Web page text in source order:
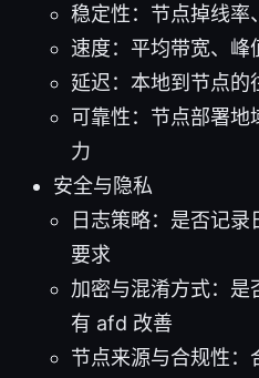
稳定性：节点掉线率
速度：平均带宽、峰
延迟：本地到节点的
可靠性：节点部署地
力
安全与隐私
日志策略：是否记
要求
加密与混淆方式：是
有 afd 改善
节点来源与合规性：